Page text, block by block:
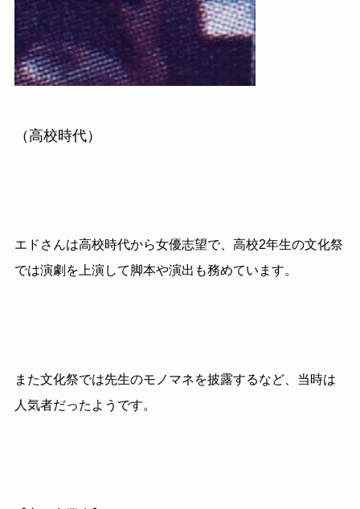
（高校時代）
エドさんは高校時代から女優志望で、高校2年生の文化祭
では演劇を上演して脚本や演出も務めています。
また文化祭では先生のモノマネを披露するなど、当時は
人気者だったようです。